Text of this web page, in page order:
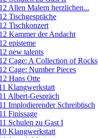
Allen Malern herzlichen...
Tischgespräche
Tischkonzert
Kammer der Andacht
episteme
new talents
Cage: A Collection of Rocks
Cage: Number Pieces
Hans Otte
Klangwerkstatt
Albert-Gespräch
Implodierender Schreibtisch
Finissage
Schulen zu Gast I
Klangwerkstatt